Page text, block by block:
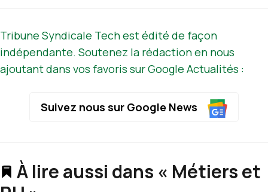
Tribune Syndicale Tech est édité de façon
indépendante. Soutenez la rédaction en nous
ajoutant dans vos favoris sur Google Actualités :
Suivez nous sur Google News
À lire aussi dans « Métiers et